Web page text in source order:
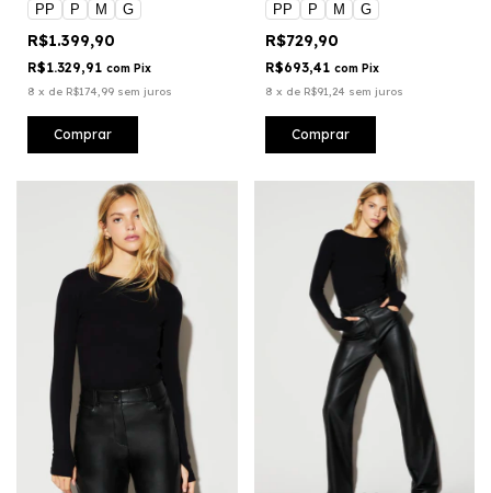
PP
P M G
R$1.399,90
R$1.329,91 com Pix
8 x de R$174,99 sem juros
Comprar
PP
P M G
R$729,90
R$693,41 com Pix
8 x de R$91,24 sem juros
Comprar